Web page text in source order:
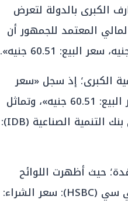
الكبرى بالدولة لتعرض
المعتمد للجمهور أن
الكبرى؛ إذ سجل «سعر
اليورو في بنك مصر (BM): سعر الشراء: 60.27 جنيه، سعر البيع: 60.51 جنيه»، وتماثل
معهما تماماً القطاع التنموي؛ حيث جاء «سعر اليورو في بنك التنمية الصناعية (IDB):
حيث أظهرت اللوائح
الإلكترونية الرسمية أن «سعر اليورو في بنك إتش إس بي سي (HSBC): سعر الشراء: